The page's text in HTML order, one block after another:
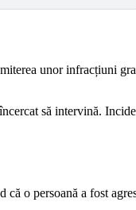
unor infracțiuni
să intervină.
că o persoană a fost